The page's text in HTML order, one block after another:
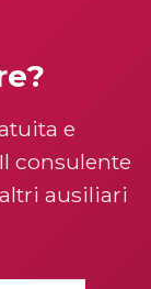
e
consulente
ausiliari